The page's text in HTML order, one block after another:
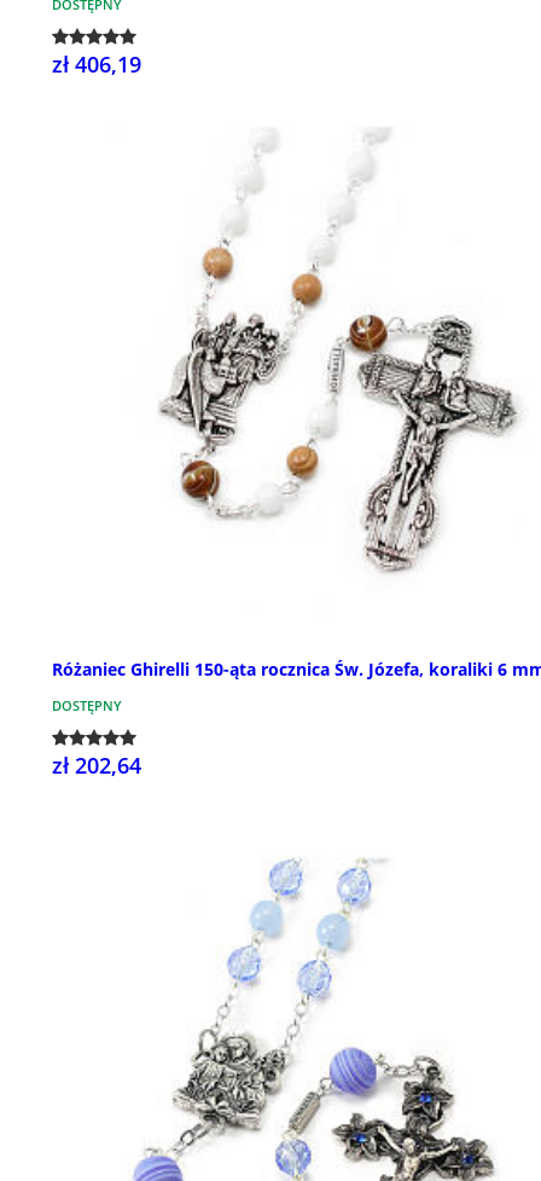
DOSTĘPNY
zł 406,19
Różaniec Ghirelli 150-ąta rocznica Św. Józefa, koraliki 6
DOSTĘPNY
zł 202,64